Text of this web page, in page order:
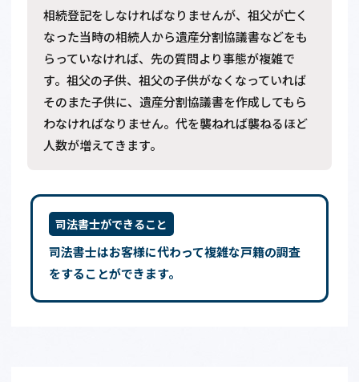
相続登記をしなければなりませんが、祖父が亡く
なった当時の相続人から遺産分割協議書などをも
らっていなければ、先の質問より事態が複雑で
す。祖父の子供、祖父の子供がなくなっていれば
そのまた子供に、遺産分割協議書を作成してもら
わなければなりません。代を襲ねれば襲ねるほど
人数が増えてきます。
司法書士ができること
司法書士はお客様に代わって複雑な戸籍の調査
をすることができます。